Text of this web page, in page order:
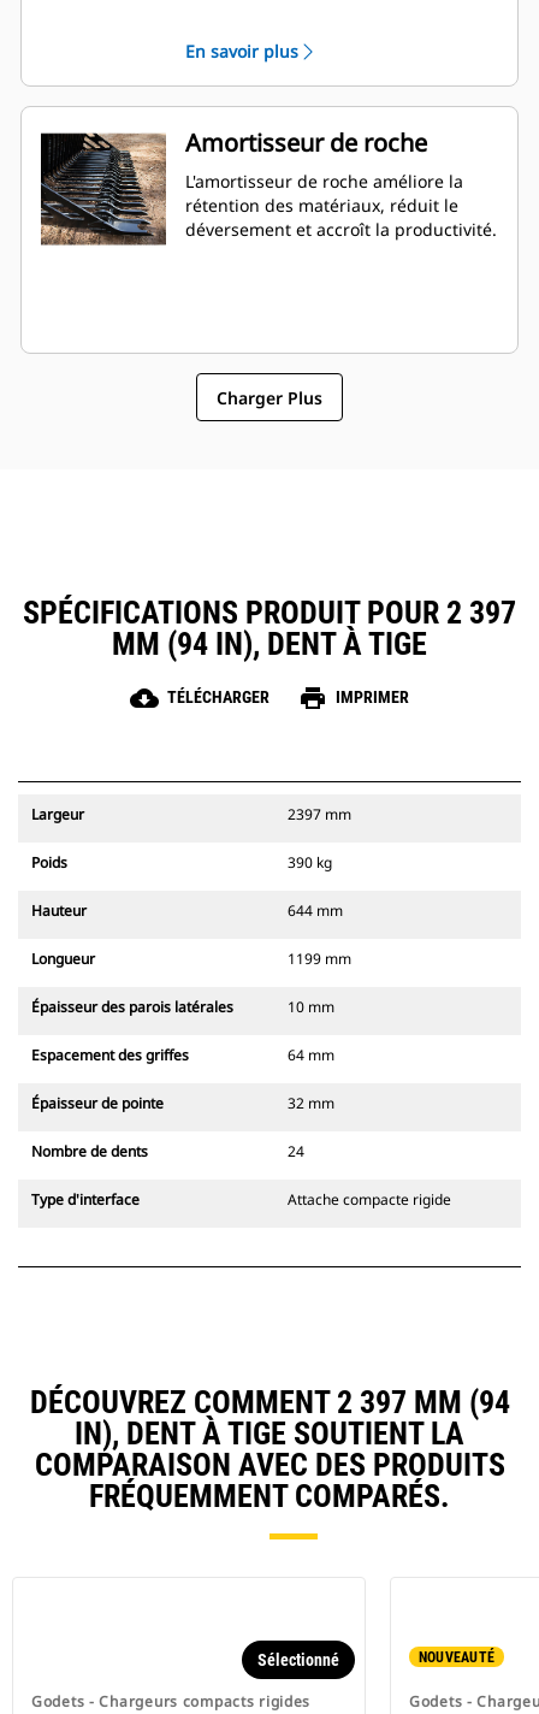
En savoir plus
Amortisseur de roche
L'amortisseur de roche améliore la
rétention des matériaux, réduit le
déversement et accroît la productivité.
Charger Plus
SPÉCIFICATIONS PRODUIT POUR 2 397
MM (94 IN), DENT À TIGE
cloud_download TÉLÉCHARGER print IMPRIMER
Largeur 2397 mm
Poids 390 kg
Hauteur 644 mm
Longueur 1199 mm
Épaisseur des parois latérales 10 mm
Espacement des griffes 64 mm
Épaisseur de pointe 32 mm
Nombre de dents 24
Type d'interface Attache compacte rigide
DÉCOUVREZ COMMENT 2 397 MM (94
IN), DENT À TIGE SOUTIENT LA
COMPARAISON AVEC DES PRODUITS
FRÉQUEMMENT COMPARÉS.
Godets - Chargeurs compacts rigides
Sélectionné NOUVEAUTÉ
Godets -